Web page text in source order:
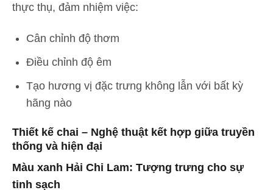
thực thụ, đảm nhiệm việc:
Cân chỉnh độ thơm
Điều chỉnh độ êm
Tạo hương vị đặc trưng không lẫn với bất kỳ
hãng nào
Thiết kế chai – Nghệ thuật kết hợp giữa truyền
thống và hiện đại
Màu xanh Hải Chi Lam: Tượng trưng cho sự
tinh sạch